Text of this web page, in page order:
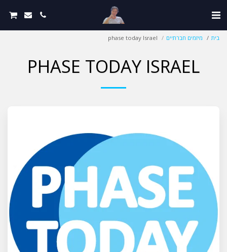
בית מיזמים חברתיים phase today Israel
PHASE TODAY ISRAEL